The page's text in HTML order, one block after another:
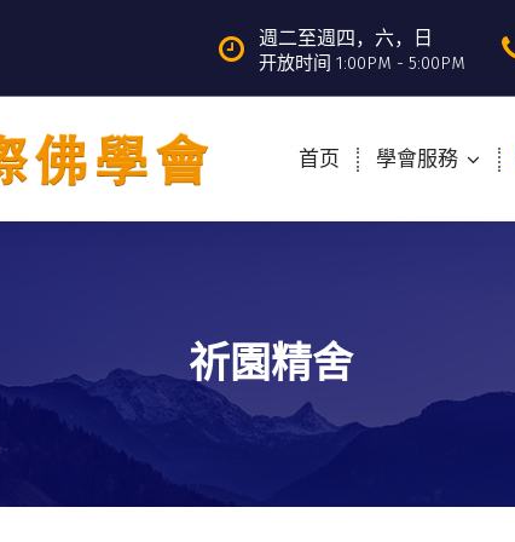
週二至週四，六，日
开放时间 1:00PM - 5:00PM
首页 學會服務
祈園精舍